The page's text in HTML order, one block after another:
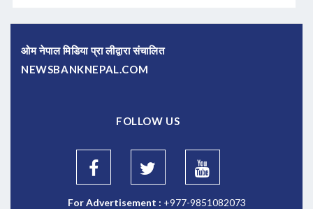
ओम नेपाल मिडिया प्रा लीद्वारा संचालित
NEWSBANKNEPAL.COM
FOLLOW US
For Advertisement : +977-9851082073